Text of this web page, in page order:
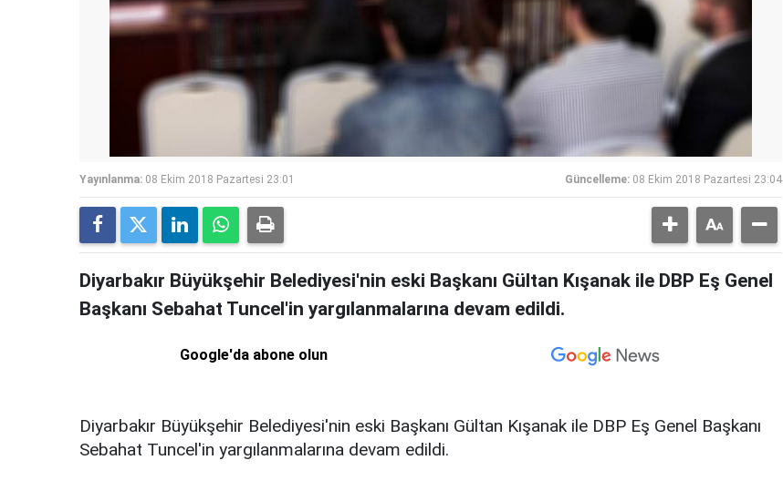
Yayınlanma: 08 Ekim 2018 Pazartesi 23:01 Güncelleme: 08 Ekim 2018 Pazartesi 23:04
Diyarbakır Büyükşehir Belediyesi'nin eski Başkanı Gültan Kışanak ile DBP Eş Genel
Başkanı Sebahat Tuncel'in yargılanmalarına devam edildi.
Google'da abone olun
Diyarbakır Büyükşehir Belediyesi'nin eski Başkanı Gültan Kışanak ile DBP Eş Genel Başkanı
Sebahat Tuncel'in yargılanmalarına devam edildi.